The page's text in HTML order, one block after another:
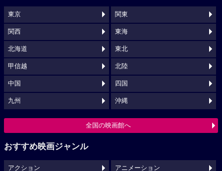
東京 関東
関西 東海
北海道 東北
甲信越 北陸
中国 四国
九州 沖縄
全国の映画館へ
おすすめ映画ジャンル
アクション アニメーション